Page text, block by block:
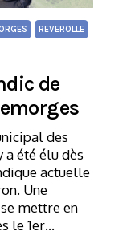
REVEROLLE
de
des
a été élu dès
actuelle
Une
mettre en
le 1er…